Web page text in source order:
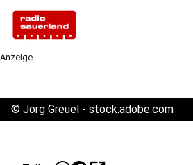
Anzeige
© Jorg Greuel - stock.adobe.com